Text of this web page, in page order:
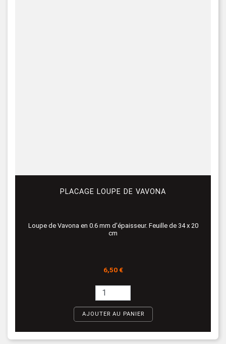
PLACAGE LOUPE DE VAVONA
Loupe de Vavona en 0.6 mm d'épaisseur. Feuille de 34 x 20
cm
Prix
6,50 €
AJOUTER AU PANIER